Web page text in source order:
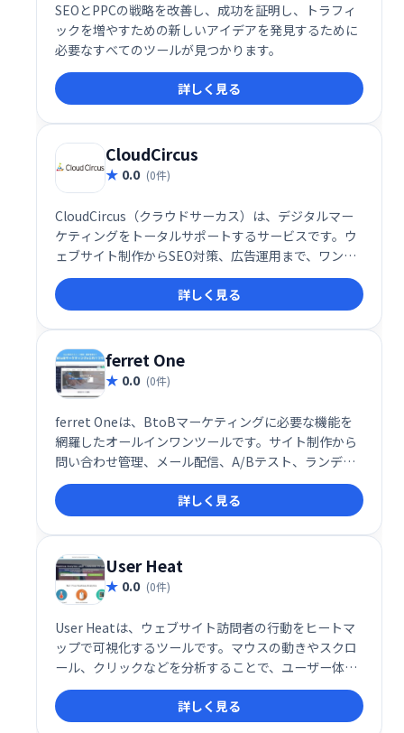
SEOとPPCの戦略を改善し、成功を証明し、トラフィ
ックを増やすための新しいアイデアを発見するために
必要なすべてのツールが見つかります。
詳しく見る
CloudCircus
0.0 (0件)
CloudCircus（クラウドサーカス）は、デジタルマー
ケティングをトータルサポートするサービスです。ウ
ェブサイト制作からSEO対策、広告運用まで、ワンス
トップでデジタルマーケティング課題を解決します。
豊富な実績と専門知識を持つチームが、貴社のビジネ
ス成長を支援します。
詳しく見る
ferret One
0.0 (0件)
ferret Oneは、BtoBマーケティングに必要な機能を
網羅したオールインワンツールです。サイト制作から
問い合わせ管理、メール配信、A/Bテスト、ランディ
ングページ作成、キャンペーン管理まで、全てを
ferret Oneで効率的に実行できます。マーケティング
業務の最適化を実現し、ビジネス成長を強力にサポー
トします。
詳しく見る
User Heat
0.0 (0件)
User Heatは、ウェブサイト訪問者の行動をヒートマ
ップで可視化するツールです。マウスの動きやスクロ
ール、クリックなどを分析することで、ユーザー体験
の改善に役立つ情報を提供します。月間30万PVまでは
無料で利用でき、ウェブサイトの改善に役立ちます。
詳しく見る